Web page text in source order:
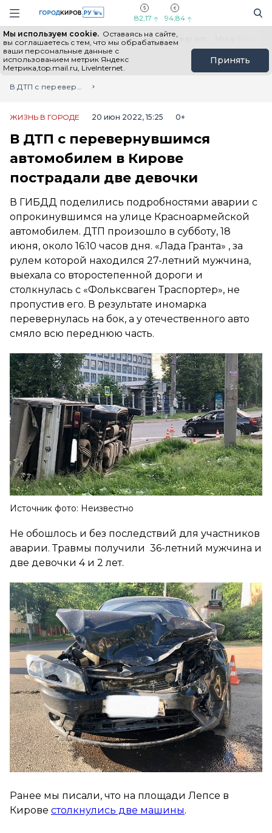
Навигация сайта
82,17 94,84
Мы используем cookie. Оставаясь на сайте,
вы соглашаетесь с тем, что мы обрабатываем
ваши персональные данные с
использованием метрик Яндекс
Метрика,top.mail.ru, LiveInternet.
Принять
Выборы - 2026 Все новости Мы в Telegram
Главная
Лента новостей
В ДТП с перевернувшимся автомобилем в Кирове пострадали две девочки
ЖИЗНЬ В ГОРОДЕ 20 июн 2022, 15:25 0+
В ДТП с перевернувшимся
автомобилем в Кирове
пострадали две девочки
В ГИБДД поделились подробностями аварии с
опрокинувшимся на улице Красноармейской
автомобилем. ДТП произошло в субботу, 18
июня, около 16:10 часов дня. «Лада Гранта» , за
рулем которой находился 27-летний мужчина,
выехала со второстепенной дороги и
столкнулась с «Фольксваген Траспортер», не
пропустив его. В результате иномарка
перевернулась на бок, а у отечественного авто
смяло всю переднюю часть.
Источник фото: Неизвестно
Не обошлось и без последствий для участников
аварии. Травмы получили 36-летний мужчина и
две девочки 4 и 2 лет.
Ранее мы писали, что на площади Лепсе в
Кирове столкнулись две машины.